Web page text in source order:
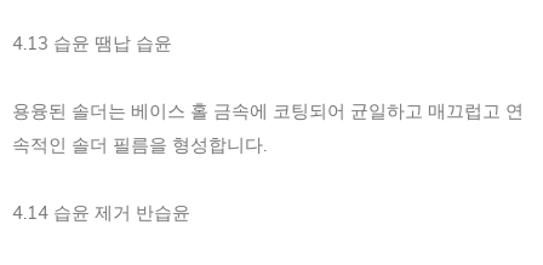
4.13 습윤 땜납 습윤
용융된 솔더는 베이스 홀 금속에 코팅되어 균일하고 매끄럽고 연
속적인 솔더 필름을 형성합니다.
4.14 습윤 제거 반습윤